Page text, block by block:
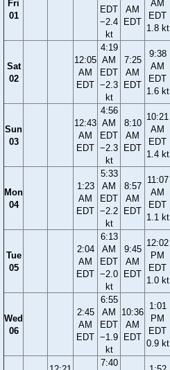
Fri
01
EDT
−2.4
kt
AM
EDT
AM
EDT
1.8 kt
Sat
02
12:05
AM
EDT
4:19
AM
EDT
−2.3
kt
7:25
AM
EDT
9:38
AM
EDT
1.6 kt
Sun
03
12:43
AM
EDT
4:56
AM
EDT
−2.3
kt
8:10
AM
EDT
10:21
AM
EDT
1.4 kt
Mon
04
1:23
AM
EDT
5:33
AM
EDT
−2.2
kt
8:57
AM
EDT
11:07
AM
EDT
1.1 kt
Tue
05
2:04
AM
EDT
6:13
AM
EDT
−2.0
kt
9:45
AM
EDT
12:02
PM
EDT
1.0 kt
Wed
06
2:45
AM
EDT
6:55
AM
EDT
−1.9
kt
10:36
AM
EDT
1:01
PM
EDT
0.9 kt
7:40